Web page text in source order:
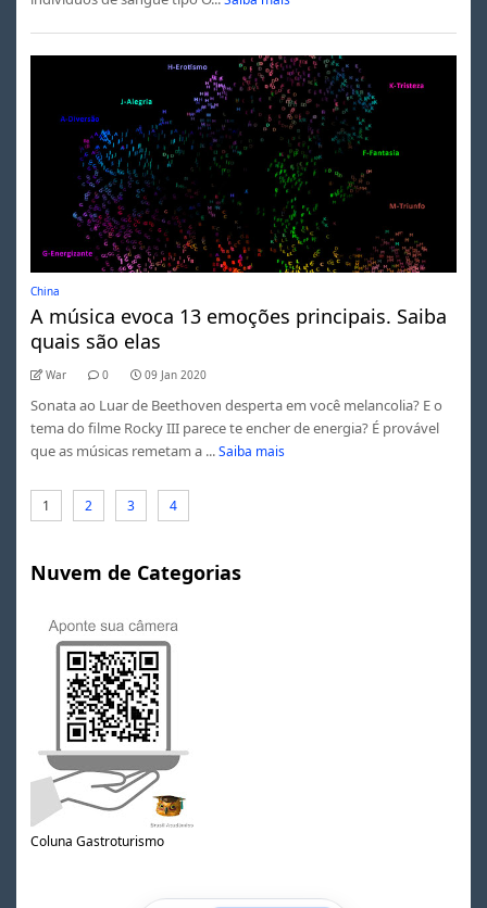
China
A música evoca 13 emoções principais. Saiba
quais são elas
War 0 09 Jan 2020
Sonata ao Luar de Beethoven desperta em você melancolia? E o
tema do filme Rocky III parece te encher de energia? É provável
que as músicas remetam a ... Saiba mais
1 2 3 4
Nuvem de Categorias
Coluna Gastroturismo